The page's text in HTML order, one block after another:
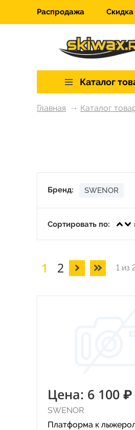
Распродажа Скидка
Каталог
Главная Каталог
Бренд: SWENOR
Сортировать по:
1 2 1 из
Цена: 6 100 ₽
SWENOR
Платформа к